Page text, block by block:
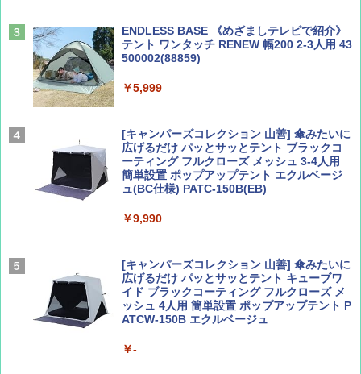
AIRLINE（エアライン）2026年9月号【特
集】ボーイング110周年を祝して！
￥1,760
球の歩き方A ヨーロッパ
A26 地球の歩き方 チェコ ポーランド スロヴ
ァキア 2026～2027 地球の歩き方A ヨーロッ
ENDLESS BASE 《めざましテレビで紹介》
テント ワンタッチ RENEW 幅200 2-3人用 43
500002(88859)
￥5,999
[キャンパーズコレクション 山善] 傘みたいに
広げるだけ パッとサッとテント ブラックコ
ーティング フルクローズ メッシュ 3-4人用
簡単設置 ポップアップテント エクルベージ
ュ(BC仕様) PATC-150B(EB)
￥9,990
[キャンパーズコレクション 山善] 傘みたいに
広げるだけ パッとサッとテント キューブワ
イド ブラックコーティング フルクローズ メ
ッシュ 4人用 簡単設置 ポップアップテント P
ATCW-150B エクルベージュ
￥-